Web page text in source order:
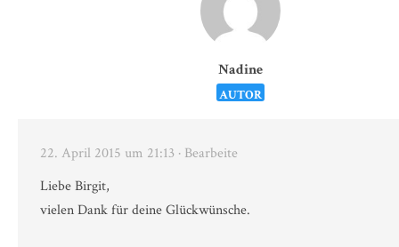
Nadine
AUTOR
22. April 2015 um 21:13 · Bearbeite
Liebe Birgit,
vielen Dank für deine Glückwünsche.